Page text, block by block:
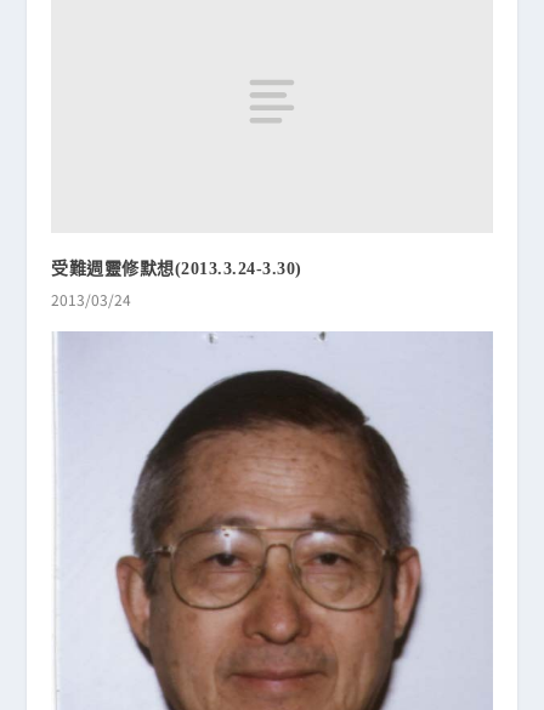
受難週靈修默想(2013.3.24-3.30)
2013/03/24